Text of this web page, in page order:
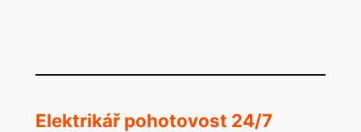
Elektrikář pohotovost 24/7